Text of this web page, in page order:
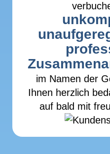
im Namen der
Ihnen herzlich
auf bald mit